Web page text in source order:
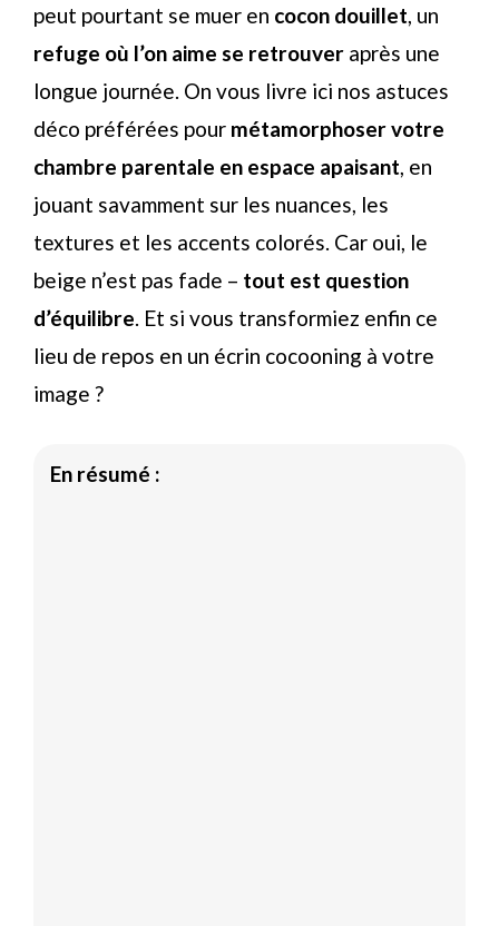
peut pourtant se muer en cocon douillet, un
refuge où l’on aime se retrouver après une
longue journée. On vous livre ici nos astuces
déco préférées pour métamorphoser votre
chambre parentale en espace apaisant, en
jouant savamment sur les nuances, les
textures et les accents colorés. Car oui, le
beige n’est pas fade – tout est question
d’équilibre. Et si vous transformiez enfin ce
lieu de repos en un écrin cocooning à votre
image ?
En résumé :